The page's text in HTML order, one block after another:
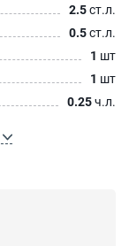
2.5ст.л.
0.5ст.л.
1 шт
1 шт
0.25ч.л.